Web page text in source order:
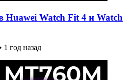
Huawei Watch Fit 4 и Watch
• 1 год назад